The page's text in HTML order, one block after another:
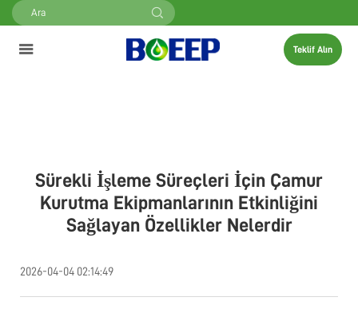
Teklif Alın
Sürekli İşleme Süreçleri İçin Çamur
Kurutma Ekipmanlarının Etkinliğini
Sağlayan Özellikler Nelerdir
2026-04-04 02:14:49